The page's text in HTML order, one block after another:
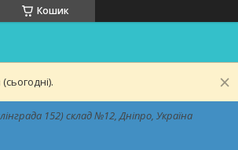
Кошик
152) склад №12, Дніпро, Україна